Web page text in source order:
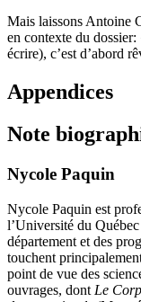
Mais laissons Antoine
en contexte du
écrire), c’est d’abord
Appendices
Note
Nycole Paquin
Nycole Paquin est
l’Université du
département et des
touchent
point de vue des
ouvrages, dont Le